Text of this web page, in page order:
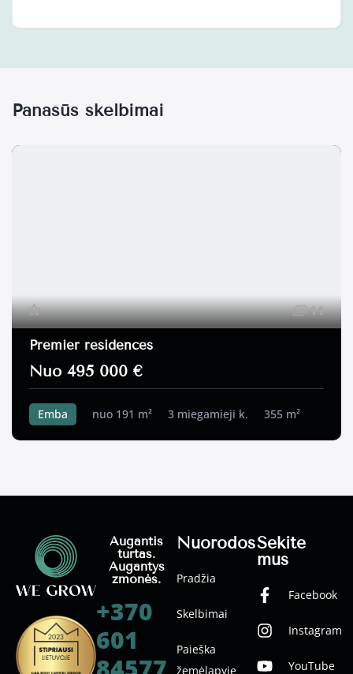
Panašūs skelbimai
11
Premier residences
Nuo 495 000 €
Emba nuo 191 m² 3 miegamieji k. 355 m²
Nuorodos
Pradžia
Skelbimai
Paieška
žemėlapyje
Sekite
mus
Facebook
Instagram
YouTube
Augantis
turtas.
Augantys
žmonės.
+370
601